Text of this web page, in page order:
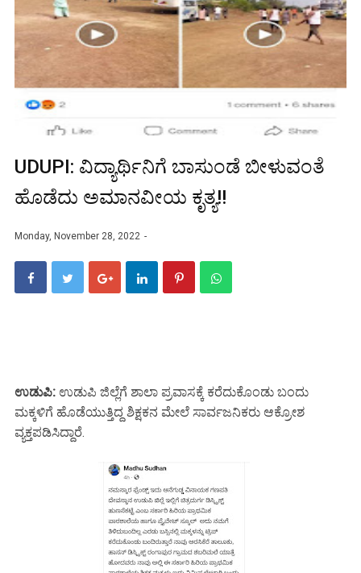
UDUPI: ವಿದ್ಯಾರ್ಥಿನಿಗೆ ಬಾಸುಂಡೆ ಬೀಳುವಂತೆ
ಹೊಡೆದು ಅಮಾನವೀಯ ಕೃತ್ಯ!!
Monday, November 28, 2022
ಉಡುಪಿ: ಉಡುಪಿ ಜಿಲ್ಲೆಗೆ ಶಾಲಾ ಪ್ರವಾಸಕ್ಕೆ ಕರೆದುಕೊಂಡು ಬಂದು
ಮಕ್ಕಳಿಗೆ ಹೊಡೆಯುತ್ತಿದ್ದ ಶಿಕ್ಷಕನ ಮೇಲೆ ಸಾರ್ವಜನಿಕರು ಆಕ್ರೋಶ
ವ್ಯಕ್ತಪಡಿಸಿದ್ದಾರೆ.